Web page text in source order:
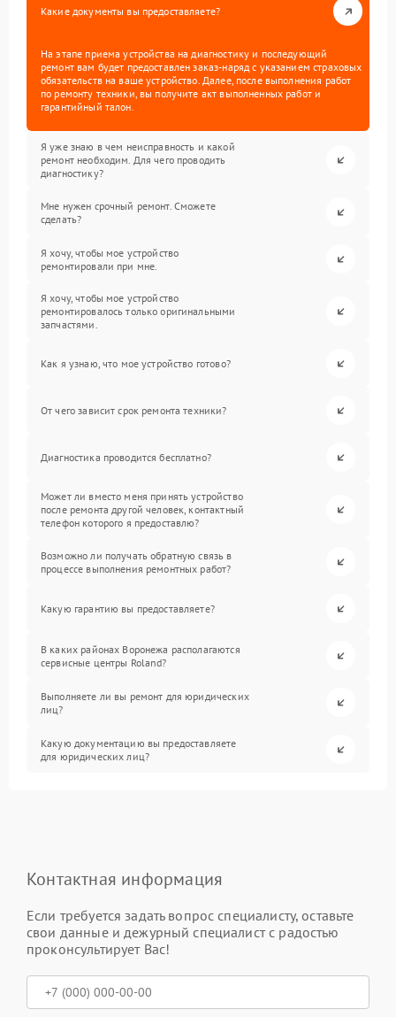
Какие документы вы предоставляете?
На этапе приема устройства на диагностику и последующий
ремонт вам будет предоставлен заказ-наряд с указанием страховых
обязательств на ваше устройство. Далее, после выполнения работ
по ремонту техники, вы получите акт выполненных работ и
гарантийный талон.
Я уже знаю в чем неисправность и какой
ремонт необходим. Для чего проводить
диагностику?
Мне нужен срочный ремонт. Сможете
сделать?
Я хочу, чтобы мое устройство
ремонтировали при мне.
Я хочу, чтобы мое устройство
ремонтировалось только оригинальными
запчастями.
Как я узнаю, что мое устройство готово?
От чего зависит срок ремонта техники?
Диагностика проводится бесплатно?
Может ли вместо меня принять устройство
после ремонта другой человек, контактный
телефон которого я предоставлю?
Возможно ли получать обратную связь в
процессе выполнения ремонтных работ?
Какую гарантию вы предоставляете?
В каких районах Воронежа располагаются
сервисные центры Roland?
Выполняете ли вы ремонт для юридических
лиц?
Какую документацию вы предоставляете
для юридических лиц?
Контактная информация
Если требуется задать вопрос специалисту, оставьте
свои данные и дежурный специалист с радостью
проконсультирует Вас!